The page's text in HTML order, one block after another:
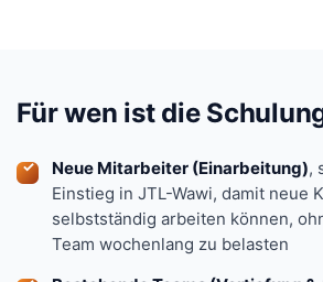
Für wen ist die
Neue Mitarbeiter (Einarbeitung),
Einstieg in JTL-Wawi, damit neue
selbstständig arbeiten können,
Team wochenlang zu belasten